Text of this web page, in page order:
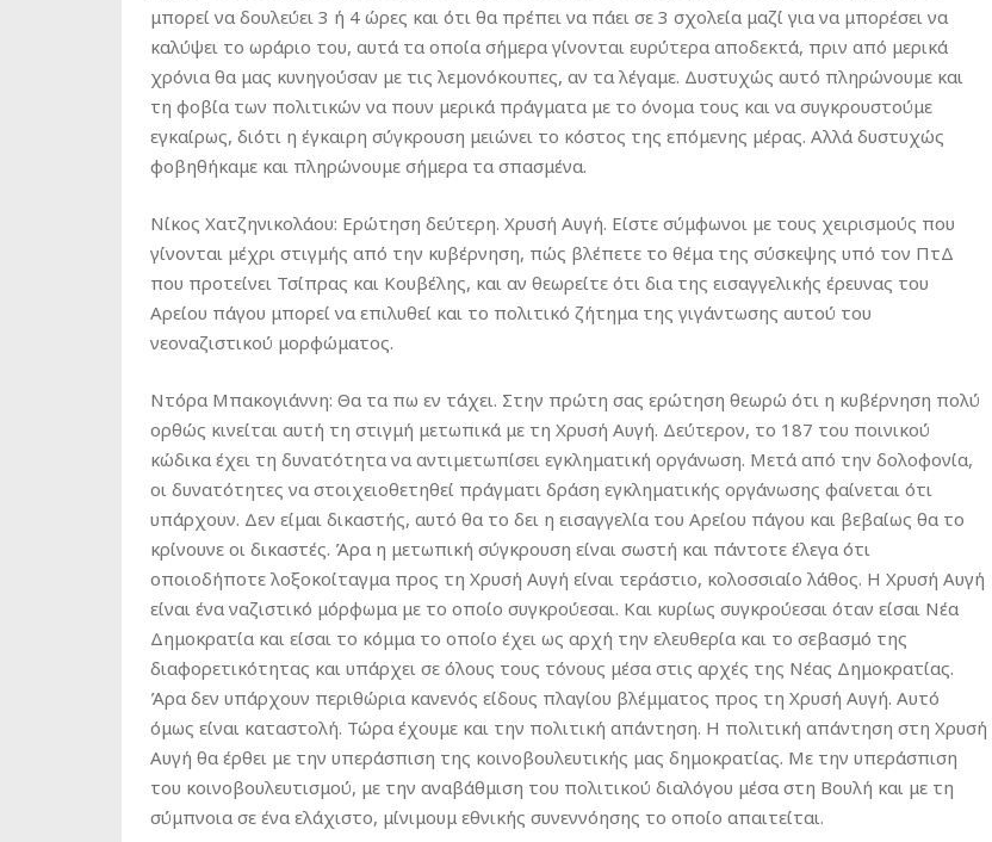
μπορεί να δουλεύει 3 ή 4 ώρες και ότι θα πρέπει να πάει σε 3 σχολεία μαζί για να μπορέσει να
καλύψει το ωράριο του, αυτά τα οποία σήμερα γίνονται ευρύτερα αποδεκτά, πριν από μερικά
χρόνια θα μας κυνηγούσαν με τις λεμονόκουπες, αν τα λέγαμε. Δυστυχώς αυτό πληρώνουμε και
τη φοβία των πολιτικών να πουν μερικά πράγματα με το όνομα τους και να συγκρουστούμε
εγκαίρως, διότι η έγκαιρη σύγκρουση μειώνει το κόστος της επόμενης μέρας. Αλλά δυστυχώς
φοβηθήκαμε και πληρώνουμε σήμερα τα σπασμένα.
Νίκος Χατζηνικολάου: Ερώτηση δεύτερη. Χρυσή Αυγή. Είστε σύμφωνοι με τους χειρισμούς που
γίνονται μέχρι στιγμής από την κυβέρνηση, πώς βλέπετε το θέμα της σύσκεψης υπό τον ΠτΔ
που προτείνει Τσίπρας και Κουβέλης, και αν θεωρείτε ότι δια της εισαγγελικής έρευνας του
Αρείου πάγου μπορεί να επιλυθεί και το πολιτικό ζήτημα της γιγάντωσης αυτού του
νεοναζιστικού μορφώματος.
Ντόρα Μπακογιάννη: Θα τα πω εν τάχει. Στην πρώτη σας ερώτηση θεωρώ ότι η κυβέρνηση πολύ
ορθώς κινείται αυτή τη στιγμή μετωπικά με τη Χρυσή Αυγή. Δεύτερον, το 187 του ποινικού
κώδικα έχει τη δυνατότητα να αντιμετωπίσει εγκληματική οργάνωση. Μετά από την δολοφονία,
οι δυνατότητες να στοιχειοθετηθεί πράγματι δράση εγκληματικής οργάνωσης φαίνεται ότι
υπάρχουν. Δεν είμαι δικαστής, αυτό θα το δει η εισαγγελία του Αρείου πάγου και βεβαίως θα το
κρίνουνε οι δικαστές. Άρα η μετωπική σύγκρουση είναι σωστή και πάντοτε έλεγα ότι
οποιοδήποτε λοξοκοίταγμα προς τη Χρυσή Αυγή είναι τεράστιο, κολοσσιαίο λάθος. Η Χρυσή Αυγή
είναι ένα ναζιστικό μόρφωμα με το οποίο συγκρούεσαι. Και κυρίως συγκρούεσαι όταν είσαι Νέα
Δημοκρατία και είσαι το κόμμα το οποίο έχει ως αρχή την ελευθερία και το σεβασμό της
διαφορετικότητας και υπάρχει σε όλους τους τόνους μέσα στις αρχές της Νέας Δημοκρατίας.
Άρα δεν υπάρχουν περιθώρια κανενός είδους πλαγίου βλέμματος προς τη Χρυσή Αυγή. Αυτό
όμως είναι καταστολή. Τώρα έχουμε και την πολιτική απάντηση. Η πολιτική απάντηση στη Χρυσή
Αυγή θα έρθει με την υπεράσπιση της κοινοβουλευτικής μας δημοκρατίας. Με την υπεράσπιση
του κοινοβουλευτισμού, με την αναβάθμιση του πολιτικού διαλόγου μέσα στη Βουλή και με τη
σύμπνοια σε ένα ελάχιστο, μίνιμουμ εθνικής συνεννόησης το οποίο απαιτείται.